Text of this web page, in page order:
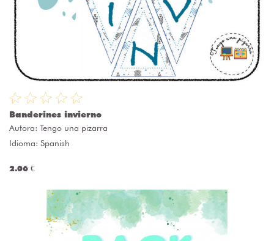
Banderines invierno
Autora: Tengo una pizarra
Idioma: Spanish
2.06 €